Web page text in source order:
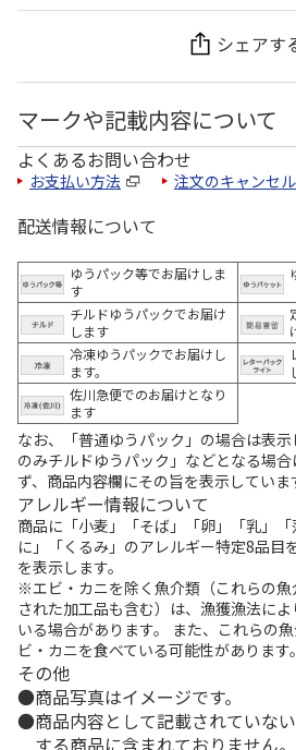
シェアす
マークや記載内容について
よくあるお問い合わせ
お支払い方法 注文のキャンセ
配送情報について
ゆうパック等でお届けしま
す
チルドゆうパックでお届け
します
冷凍ゆうパックでお届けし
ます。
佐川急便でのお届けとなり
ます
なお、「普通ゆうパック」の場合は表
のみチルドゆうパック」などとなる場
ず、商品内容欄にその旨を表示していま
アレルギー情報について
商品に「小麦」「そば」「卵」「乳」
に」「くるみ」のアレルギー特定8品目
を表示します。
※エビ・カニを除く魚介類（これらの
された加工品も含む）は、漁獲漁法に
いる場合があります。 また、これらの
ビ・カニを食べている可能性があります。
その他
商品写真はイメージです。
商品内容として記載されていな
する商品に含まれておりません。